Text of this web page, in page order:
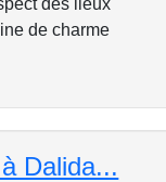
des lieux
de charme
Dalida...